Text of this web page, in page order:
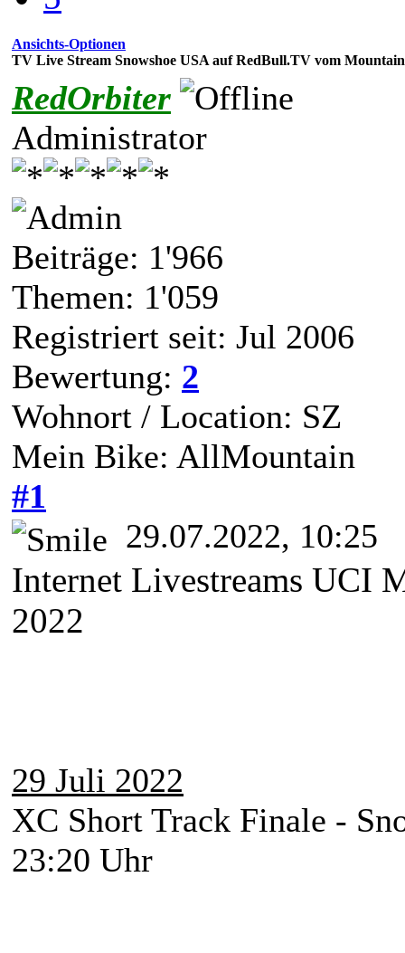
Ansichts-Optionen
TV Live Stream Snowshoe USA auf RedBull.TV vom
RedOrbiter
Administrator
Beiträge: 1'966
Themen: 1'059
Registriert seit: Jul 2006
Bewertung: 2
Wohnort / Location: SZ
Mein Bike: AllMountain
#1
29.07.2022, 10:25
Internet Livestreams UCI
2022
29 Juli 2022
XC Short Track Finale -
23:20 Uhr